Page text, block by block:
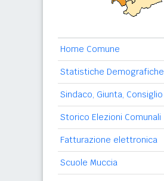
Home Comune
Statistiche Demografiche
Sindaco, Giunta, Consiglio
Storico Elezioni Comunali
Fatturazione elettronica
Scuole Muccia